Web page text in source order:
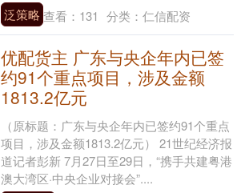
泛策略 查看： 131 分类： 仁信配资
优配货主 广东与央企年内已签
约91个重点项目，涉及金额
1813.2亿元
（原标题：广东与央企年内已签约91个重点
项目，涉及金额1813.2亿元） 21世纪经济报
道记者彭新 7月27日至29日，“携手共建粤港
澳大湾区·中央企业对接会”....